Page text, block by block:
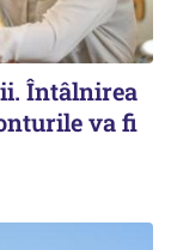
Întâlnirea
va fi